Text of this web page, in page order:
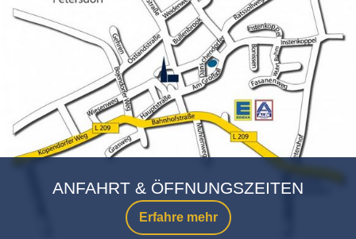
Erfahre mehr
ANFAHRT & ÖFFNUNGSZEITEN